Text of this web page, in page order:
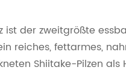
ist der zweitgrößte
reiches, fettarmes,
Shiitake-Pilzen